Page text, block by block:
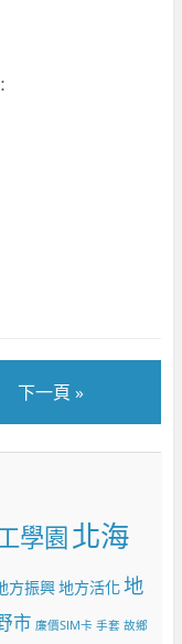
下一頁 »
學園北海
方振興地方活化地
市 廉價SIM卡 手套 故鄉